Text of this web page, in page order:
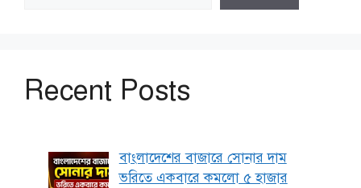
Recent Posts
বাংলাদেশের বাজারে সোনার দাম
ভরিতে একবারে কমলো ৫ হাজার